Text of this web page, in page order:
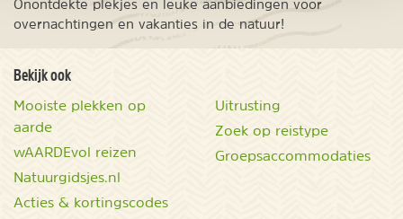
Onontdekte plekjes en leuke aanbiedingen voor
overnachtingen en vakanties in de natuur!
Bekijk ook
Mooiste plekken op
aarde
wAARDEvol reizen
Natuurgidsjes.nl
Acties & kortingscodes
Uitrusting
Zoek op reistype
Groepsaccommodaties